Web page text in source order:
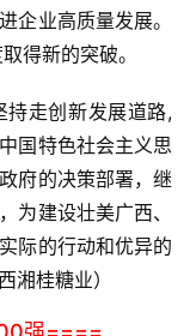
企业高质量发展。
得新的突破。
持走创新发展道路,
国特色社会主义思
府的决策部署，继
为建设壮美广西、
际的行动和优异的
湘桂糖业）